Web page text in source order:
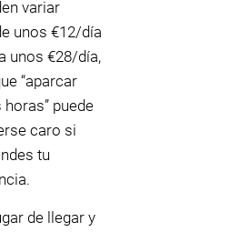
variar
unos €12/día
unos €28/día,
“aparcar
horas” puede
caro si
tu
de llegar y